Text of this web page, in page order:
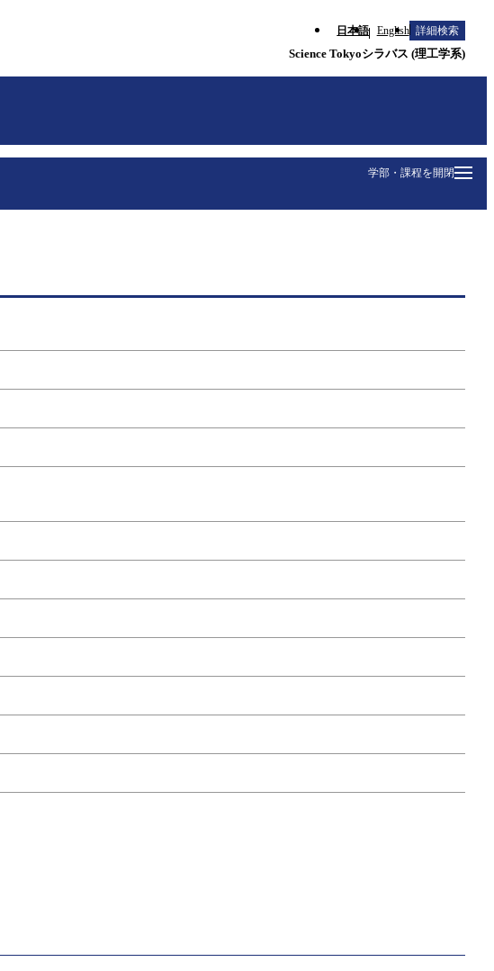
日本語 English 詳細検索
Science Tokyoシラバス (理工学系)
学部・課程を開閉